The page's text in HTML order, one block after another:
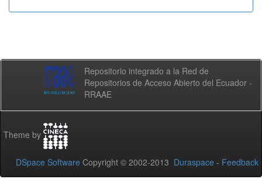
Repositorio integrado a la Red de
Repositorios de Acceso Abierto del Ecuador -
RRAAE
Theme by
DSpace Software Copyright © 2002-2013 Duraspace - Feedback